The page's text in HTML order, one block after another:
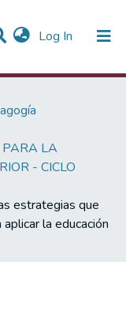
Log In (current)
PARA LA
- CICLO
estrategias que
la educación